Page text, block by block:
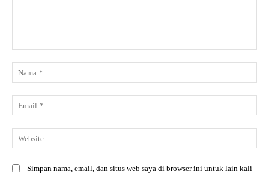
Simpan nama, email, dan situs web saya di browser ini untuk lain kali